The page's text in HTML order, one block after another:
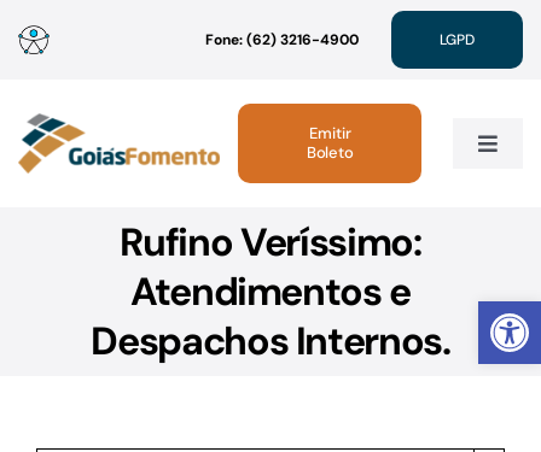
Abrir
para
conteúdo
Fone: (62) 3216-4900 LGPD
Toggle
Institucional
Linhas de Crédito
Emitir
Boleto
Rufino Veríssimo:
Atendimentos e
Despachos Internos.